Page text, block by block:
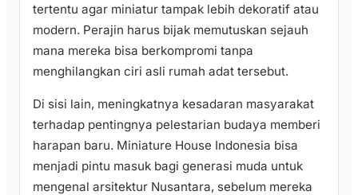
tertentu agar miniatur tampak lebih dekoratif atau
modern. Perajin harus bijak memutuskan sejauh
mana mereka bisa berkompromi tanpa
menghilangkan ciri asli rumah adat tersebut.
Di sisi lain, meningkatnya kesadaran masyarakat
terhadap pentingnya pelestarian budaya memberi
harapan baru. Miniature House Indonesia bisa
menjadi pintu masuk bagi generasi muda untuk
mengenal arsitektur Nusantara, sebelum mereka